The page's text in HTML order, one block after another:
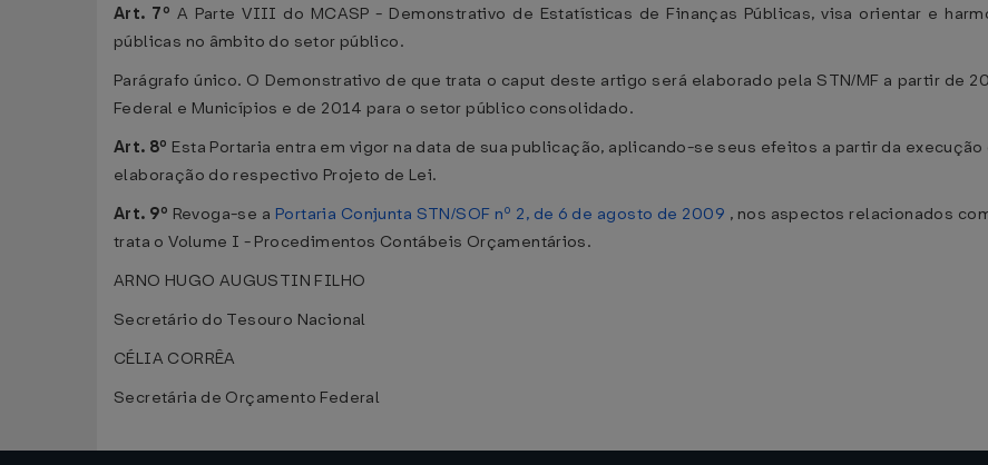
Art. 7º A Parte VIII do MCASP - Demonstrativo de Estatísticas de Finanças Públicas, visa orientar e
públicas no âmbito do setor público.
Parágrafo único. O Demonstrativo de que trata o caput deste artigo será elaborado pela STN/MF a partir de
Federal e Municípios e de 2014 para o setor público consolidado.
Art. 8º Esta Portaria entra em vigor na data de sua publicação, aplicando-se seus efeitos a partir da
elaboração do respectivo Projeto de Lei.
Art. 9º Revoga-se a Portaria Conjunta STN/SOF nº 2, de 6 de agosto de 2009 , nos aspectos relacionados
trata o Volume I - Procedimentos Contábeis Orçamentários.
ARNO HUGO AUGUSTIN FILHO
Secretário do Tesouro Nacional
CÉLIA CORRÊA
Secretária de Orçamento Federal